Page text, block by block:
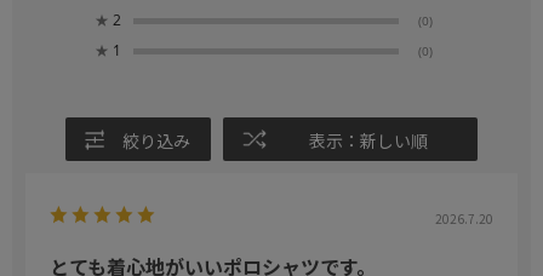
★ 2 (0)
★ 1 (0)
絞り込み 表示：新しい順
2026.7.20
とても着心地がいいポロシャツです。